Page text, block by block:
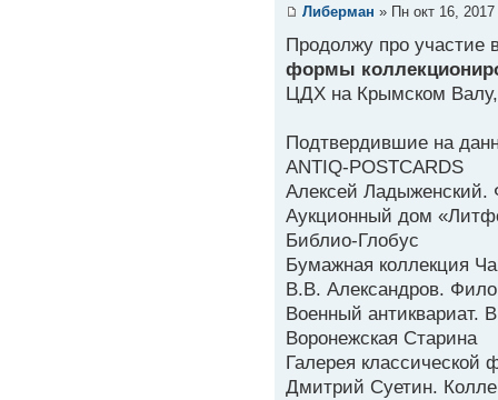
Либерман » Пн окт 16,
Продолжу про
формы
ЦДХ на Крымском
Подтвердившие на
ANTIQ-POSTCARDS
Алексей Ладыженский.
Аукционный дом
Библио-Глобус
Бумажная коллекция
В.В. Александров.
Военный антиквариат.
Воронежская Старина
Галерея классической
Дмитрий Суетин.